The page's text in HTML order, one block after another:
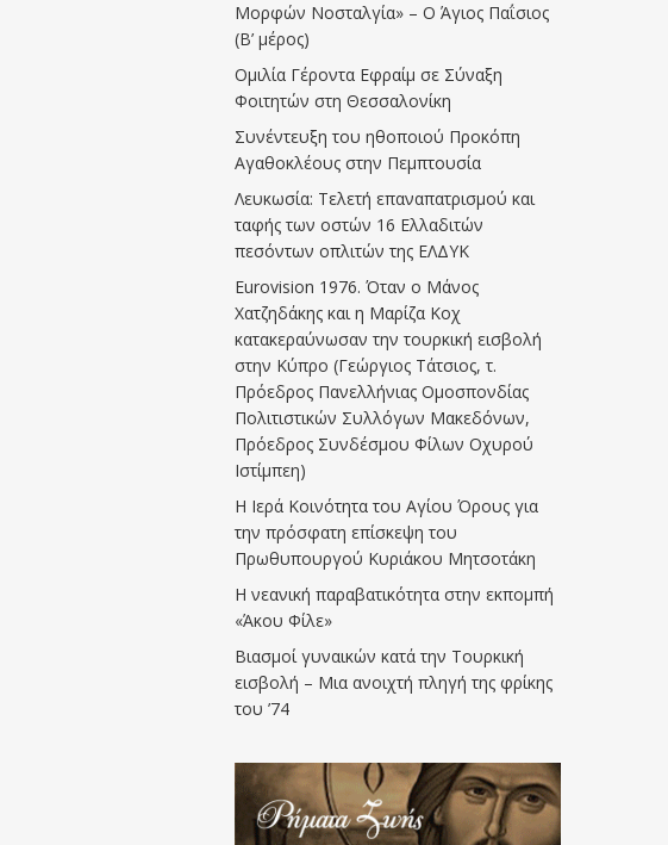
Μορφών Νοσταλγία» – Ο Άγιος Παΐσιος
(Β’ μέρος)
Ομιλία Γέροντα Εφραίμ σε Σύναξη
Φοιτητών στη Θεσσαλονίκη
Συνέντευξη του ηθοποιού Προκόπη
Αγαθοκλέους στην Πεμπτουσία
Λευκωσία: Τελετή επαναπατρισμού και
ταφής των οστών 16 Ελλαδιτών
πεσόντων οπλιτών της ΕΛΔΥΚ
Eurovision 1976. Όταν ο Μάνος
Χατζηδάκης και η Μαρίζα Κοχ
κατακεραύνωσαν την τουρκική εισβολή
στην Κύπρο (Γεώργιος Τάτσιος, τ.
Πρόεδρος Πανελλήνιας Ομοσπονδίας
Πολιτιστικών Συλλόγων Μακεδόνων,
Πρόεδρος Συνδέσμου Φίλων Οχυρού
Ιστίμπεη)
Η Ιερά Κοινότητα του Αγίου Όρους για
την πρόσφατη επίσκεψη του
Πρωθυπουργού Κυριάκου Μητσοτάκη
Η νεανική παραβατικότητα στην εκπομπή
«Άκου Φίλε»
Βιασμοί γυναικών κατά την Τουρκική
εισβολή – Μια ανοιχτή πληγή της φρίκης
του ’74